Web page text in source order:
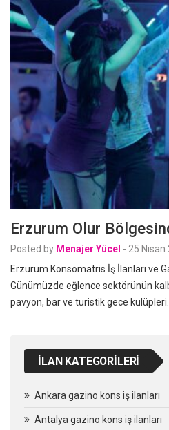
Erzurum Olur
Posted by Menajer Yücel - 25 Nisan
Erzurum Konsomatris İş İlanları ve
Günümüzde eğlence sektörünün
pavyon, bar ve turistik gece kulüpleri…
İLAN KATEGORILERI
Ankara gazino kons iş ilanları
Antalya gazino kons iş ilanları